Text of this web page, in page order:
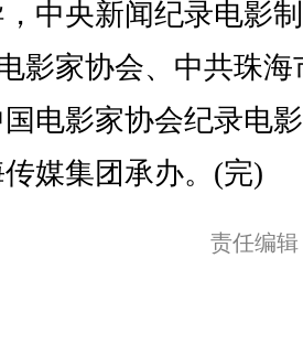
中央新闻纪录电影
影家协会、中共珠海
电影家协会纪录电
媒集团承办。(完)
责任编